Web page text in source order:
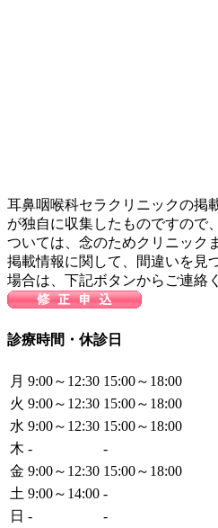
耳鼻咽喉科セラクリニックの掲
が独自に収集したものですので
ついては、念のためクリニック
掲載情報に関して、間違いを見
場合は、下記ボタンからご連絡
診療時間・休診日
月 9:00～12:30 15:00～18:00
火 9:00～12:30 15:00～18:00
水 9:00～12:30 15:00～18:00
木 -
-
金 9:00～12:30 15:00～18:00
土 9:00～14:00 -
日 -
-